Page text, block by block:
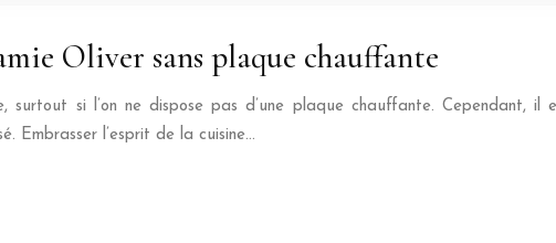
Oliver sans plaque chauffante
si l’on ne dispose pas d’une plaque chauffante. Cependant, il
Embrasser l’esprit de la cuisine…